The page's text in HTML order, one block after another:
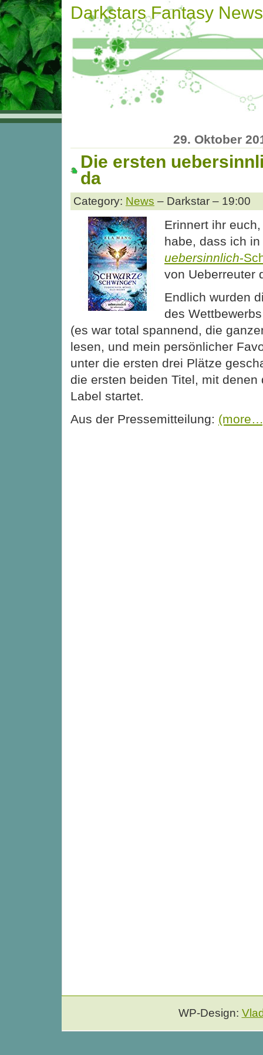
Darkstars Fantasy News
29. Oktober
Die ersten
da
Category: News – Darkstar – 19:00
Erinnert ihr
habe, dass ich
uebersinnlich-
von Ueberreuter
Endlich wurden
des
(es war total spannend, die
lesen, und mein persönlicher
unter die ersten drei Plätze
die ersten beiden Titel, mit denen
Label startet.
Aus der Pressemitteilung:
WP-Design: